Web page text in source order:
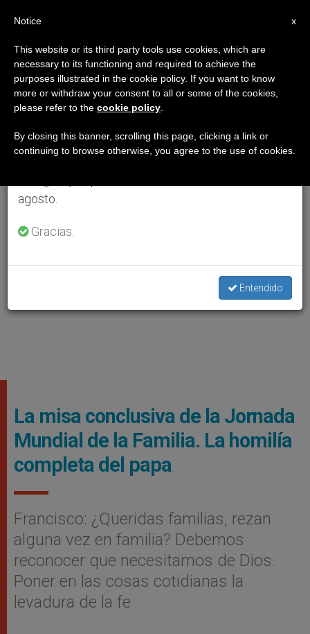
La misa conclusiva de la Jornada
Mundial de la Familia. La homilí­a
completa del papa
Francisco: ¿Queridas familias, rezan
alguna vez en familia? Debemos
reconocer que necesitamos de Dios.
Poner en las cosas cotidianas la
levadura de la fe
×
Aviso importante
Del 27 de julio al 7 de agosto haremos la pausa
anual, aprovechando que en el periodo de verano
se generan menos informaciones y también el
agosto.
Gracias.
Entendido
x
Notice
This website or its third party tools use cookies, which are
necessary to its functioning and required to achieve the
purposes illustrated in the cookie policy. If you want to know
more or withdraw your consent to all or some of the cookies,
please refer to the cookie policy
By closing this banner, scrolling this page, clicking a link or
continuing to browse otherwise, you agree to the use of cookies.